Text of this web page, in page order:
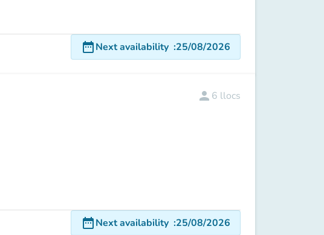
date_rangeNext availability :25/08/2026
person 6 llocs
date_rangeNext availability :25/08/2026